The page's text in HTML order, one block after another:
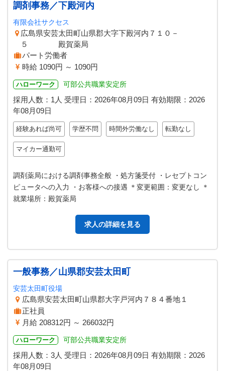
調剤事務／下殿河内
有限会社サクセス
広島県安芸太田町山県郡大字下殿河内７１０－
５ 殿賀薬局
パート労働者
時給 1090円 ～ 1090円
ハローワーク 可部公共職業安定所
採用人数：1人 受理日： 2026年08月09日 有効期限： 2026
年08月09日
経験あれば尚可 学歴不問 時間外労働なし 転勤なし
マイカー通勤可
調剤薬局における調剤事務全般 ・処方箋受付 ・レセプトコン
ピュータへの入力 ・お客様への接遇 ＊変更範囲：変更なし ＊
就業場所：殿賀薬局
求人の詳細を見る
一般事務／山県郡安芸太田町
安芸太田町役場
広島県安芸太田町山県郡大字戸河内７８４番地１
正社員
月給 208312円 ～ 266032円
ハローワーク 可部公共職業安定所
採用人数：3人 受理日： 2026年08月09日 有効期限： 2026
年08月09日